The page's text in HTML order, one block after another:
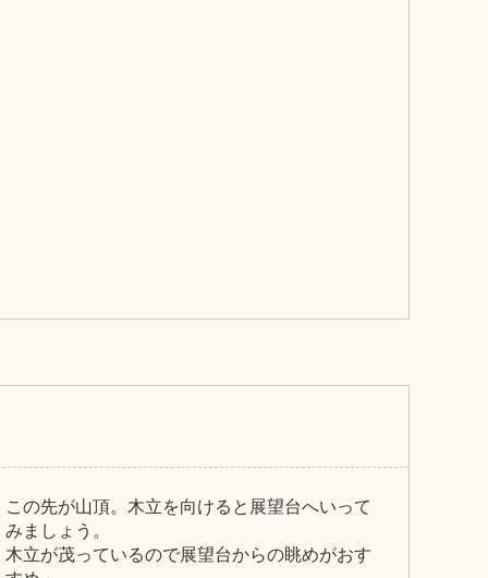
この先が山頂。木立を向けると展望台へいって
みましょう。
木立が茂っているので展望台からの眺めがおす